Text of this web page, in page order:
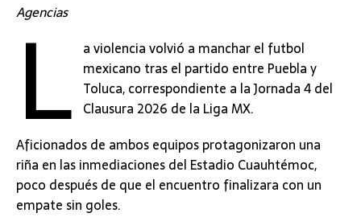
Agencias
L a violencia volvió a manchar el futbol
mexicano tras el partido entre Puebla y
Toluca, correspondiente a la Jornada 4 del
Clausura 2026 de la Liga MX.
Aficionados de ambos equipos protagonizaron una
riña en las inmediaciones del Estadio Cuauhtémoc,
poco después de que el encuentro finalizara con un
empate sin goles.